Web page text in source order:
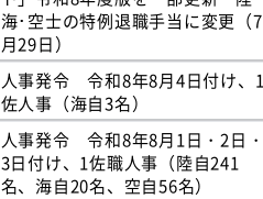
海･空士の特例退職手当に変更（7
月29日）
人事発令 令和8年8月4日付け、1
佐人事（海自3名）
人事発令 令和8年8月1日・2日・
3日付け、1佐職人事（陸自241
名、海自20名、空自56名）